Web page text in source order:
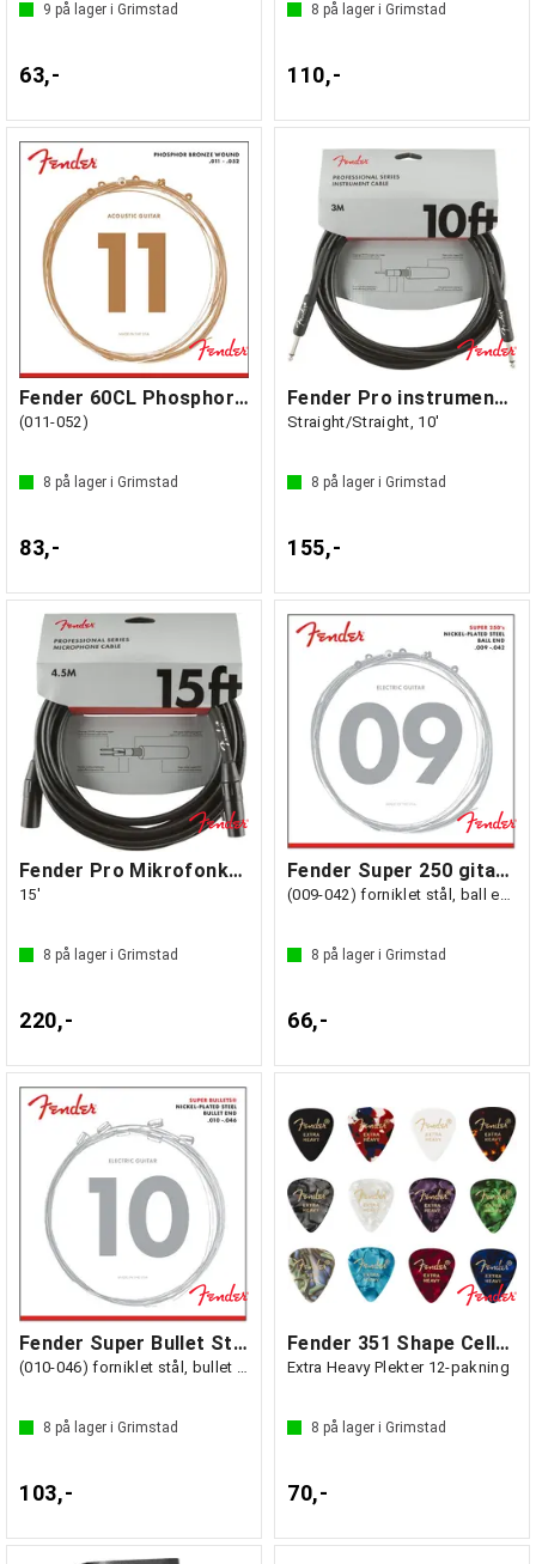
9 på lager i Grimstad
63,-
8 på lager i Grimstad
110,-
Fender 60CL Phosphor Bronze, Ball End
(011-052)
8 på lager i Grimstad
83,-
Fender Pro instrumentkabel 3m svart
Straight/Straight, 10'
8 på lager i Grimstad
155,-
Fender Pro Mikrofonkabel 4.5m svart
15'
8 på lager i Grimstad
220,-
Fender Super 250 gitarstrenger
(009-042) forniklet stål, ball end
8 på lager i Grimstad
66,-
Fender Super Bullet Strenger, 3250R
(010-046) forniklet stål, bullet end
8 på lager i Grimstad
103,-
Fender 351 Shape Celluloid Medley
Extra Heavy Plekter 12-pakning
8 på lager i Grimstad
70,-